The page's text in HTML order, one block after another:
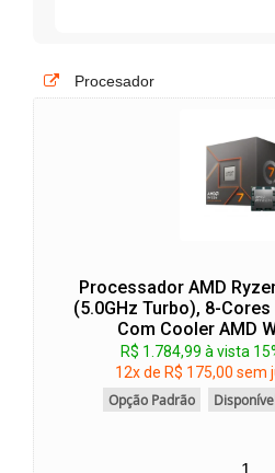
Procesador
Processador AMD
(5.0GHz Turbo), 8-
Com Cooler AMD
R$ 1.784,99 à vista
12x de R$ 175,00 sem
Opção Padrão